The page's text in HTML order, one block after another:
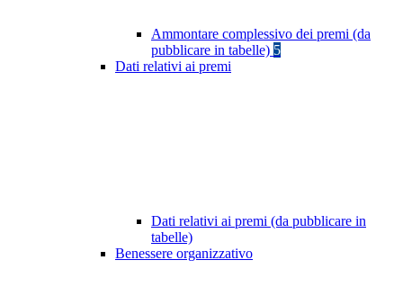
Ammontare complessivo dei premi (da
pubblicare in tabelle) 5
Dati relativi ai premi
Dati relativi ai premi (da pubblicare in
tabelle)
Benessere organizzativo